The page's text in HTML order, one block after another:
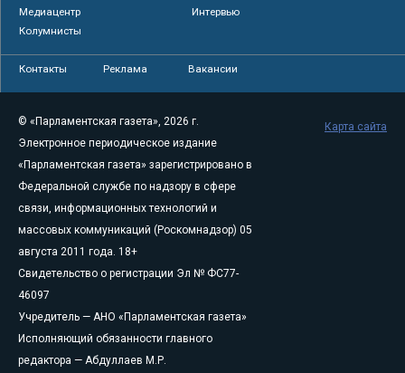
Медиацентр
Интервью
Колумнисты
Контакты Реклама Вакансии
© «Парламентская газета», 2026 г.
Электронное периодическое издание
«Парламентская газета» зарегистрировано в
Федеральной службе по надзору в сфере
связи, информационных технологий и
массовых коммуникаций (Роскомнадзор) 05
августа 2011 года. 18+
Свидетельство о регистрации Эл № ФС77-
46097
Учредитель — АНО «Парламентская газета»
Исполняющий обязанности главного
редактора — Абдуллаев М.Р.
Карта сайта